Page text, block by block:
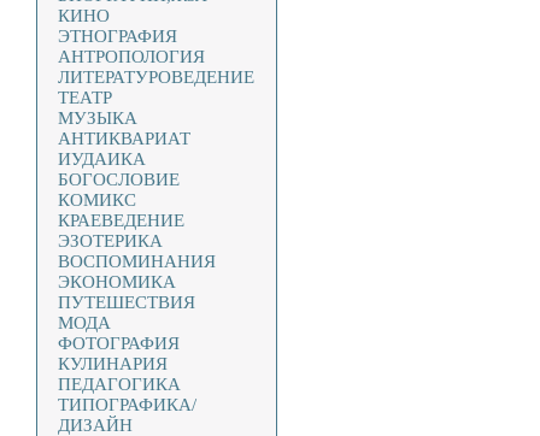
КИНО
ЭТНОГРАФИЯ
АНТРОПОЛОГИЯ
ЛИТЕРАТУРОВЕДЕНИЕ
ТЕАТР
МУЗЫКА
АНТИКВАРИАТ
ИУДАИКА
БОГОСЛОВИЕ
КОМИКС
КРАЕВЕДЕНИЕ
ЭЗОТЕРИКА
ВОСПОМИНАНИЯ
ЭКОНОМИКА
ПУТЕШЕСТВИЯ
МОДА
ФОТОГРАФИЯ
КУЛИНАРИЯ
ПЕДАГОГИКА
ТИПОГРАФИКА/
ДИЗАЙН